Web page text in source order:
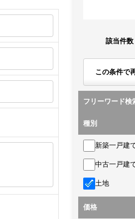
該当件数
この条件で
フリーワード検
種別
新築一戸建
中古一戸建
土地
価格